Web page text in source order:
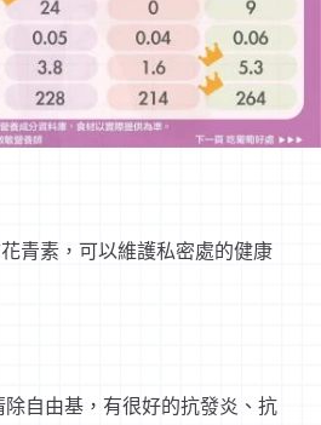
青素，可以維護私密處的健康
自由基，有很好的抗發炎、抗